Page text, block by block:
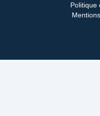
Politique